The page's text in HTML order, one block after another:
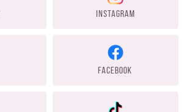
INSTAGRAM
FACEBOOK